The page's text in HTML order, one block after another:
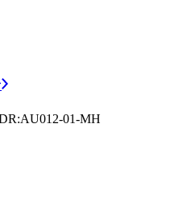
01-MH